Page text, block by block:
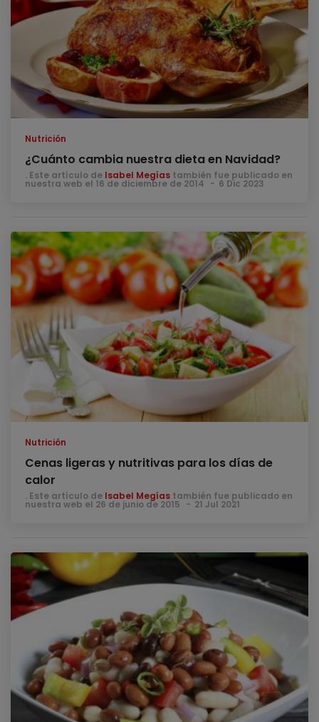
Nutrición
¿Cuánto cambia nuestra dieta en Navidad?
. Este artículo de Isabel Megías también fue publicado en
nuestra web el 16 de diciembre de 2014 6 Dic 2023
Nutrición
Cenas ligeras y nutritivas para los días de
calor
. Este artículo de Isabel Megías también fue publicado en
nuestra web el 26 de junio de 2015 21 Jul 2021